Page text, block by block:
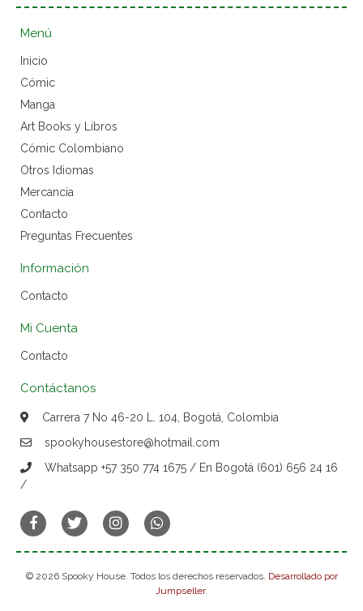
Menú
Inicio
Cómic
Manga
Art Books y Libros
Cómic Colombiano
Otros Idiomas
Mercancía
Contacto
Preguntas Frecuentes
Información
Contacto
Mi Cuenta
Contacto
Contáctanos
Carrera 7 No 46-20 L. 104, Bogotá, Colombia
spookyhousestore@hotmail.com
Whatsapp +57 350 774 1675 / En Bogotá (601) 656 24 16
/
© 2026 Spooky House. Todos los derechos reservados. Desarrollado por
Jumpseller.